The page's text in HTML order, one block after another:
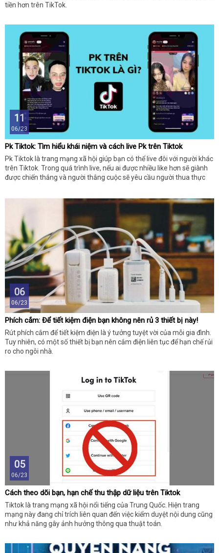
tiền hơn trên TikTok.
11
06/23
Pk Tiktok: Tìm hiểu khái niệm và cách live Pk trên Tiktok
Pk Tiktok là trang mạng xã hội giúp bạn có thể live đôi với người khác
trên Tiktok. Trong quá trình live, nếu ai được nhiều like hơn sẽ giành
được chiến thắng và người thắng cuộc sẽ yêu cầu người thua thực
06
06/23
Phích cắm: Để tiết kiệm điện bạn không nên rủ 3 thiết bị này!
Rút phích cắm để tiết kiệm điện là ý tưởng tuyệt vời của mỗi gia đình.
Tuy nhiên, có một số thiết bị bạn nên cắm điện liên tục để hạn chế rủi
ro cho ngôi nhà.
05
06/23
Cách theo dõi bạn, hạn chế thu thập dữ liệu trên Tiktok
Tiktok là trang mạng xã hội nổi tiếng của Trung Quốc. Hiện trang
mạng này đang chỉ trích liên quan đến việc kiểm duyệt nội dung cũng
như khả năng gây ảnh hưởng thông qua thuật toán.